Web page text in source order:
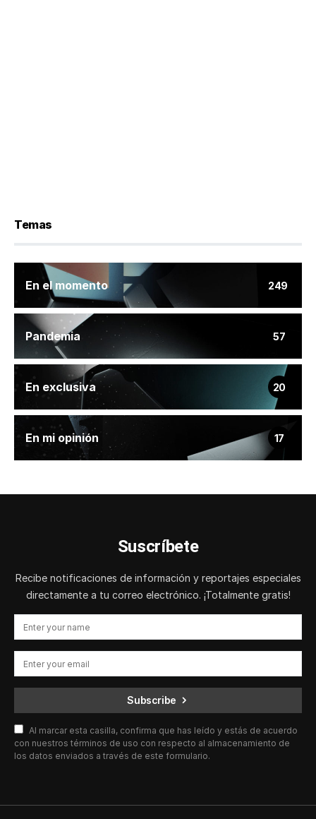
Temas
En el momento 249
Pandemia 57
En exclusiva 20
En mi opinión 17
Suscríbete
Recibe notificaciones de información y reportajes especiales
directamente a tu correo electrónico. ¡Totalmente gratis!
Subscribe
Al marcar esta casilla, confirma que has leído y estás de acuerdo
con nuestros términos de uso con respecto al almacenamiento de
los datos enviados a través de este formulario.